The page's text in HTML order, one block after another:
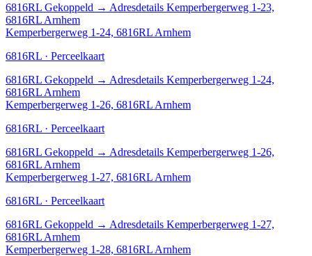
6816RL Gekoppeld → Adresdetails Kemperbergerweg 1-23,
6816RL Arnhem
Kemperbergerweg 1-24, 6816RL Arnhem
6816RL · Perceelkaart
6816RL Gekoppeld → Adresdetails Kemperbergerweg 1-24,
6816RL Arnhem
Kemperbergerweg 1-26, 6816RL Arnhem
6816RL · Perceelkaart
6816RL Gekoppeld → Adresdetails Kemperbergerweg 1-26,
6816RL Arnhem
Kemperbergerweg 1-27, 6816RL Arnhem
6816RL · Perceelkaart
6816RL Gekoppeld → Adresdetails Kemperbergerweg 1-27,
6816RL Arnhem
Kemperbergerweg 1-28, 6816RL Arnhem